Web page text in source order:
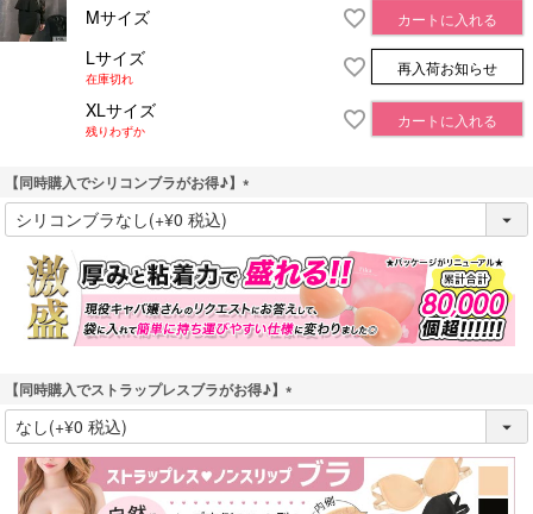
Mサイズ カートに入れる
Lサイズ
在庫切れ
再入荷お知らせ
XLサイズ
残りわずか
カートに入れる
【同時購入でシリコンブラがお得♪】
(
必
須
)
【同時購入でストラップレスブラがお得♪】
(
必
須
)